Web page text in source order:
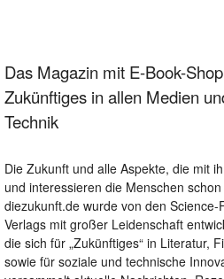
Das Magazin mit E-Book-
Zukünftiges in allen Medien
Technik
Die Zukunft und alle Aspekte, die mit
und interessieren die Menschen
diezukunft.de wurde von den
Verlags mit großer Leidenschaft
die sich für „Zukünftiges“ in Literatur,
sowie für soziale und technische